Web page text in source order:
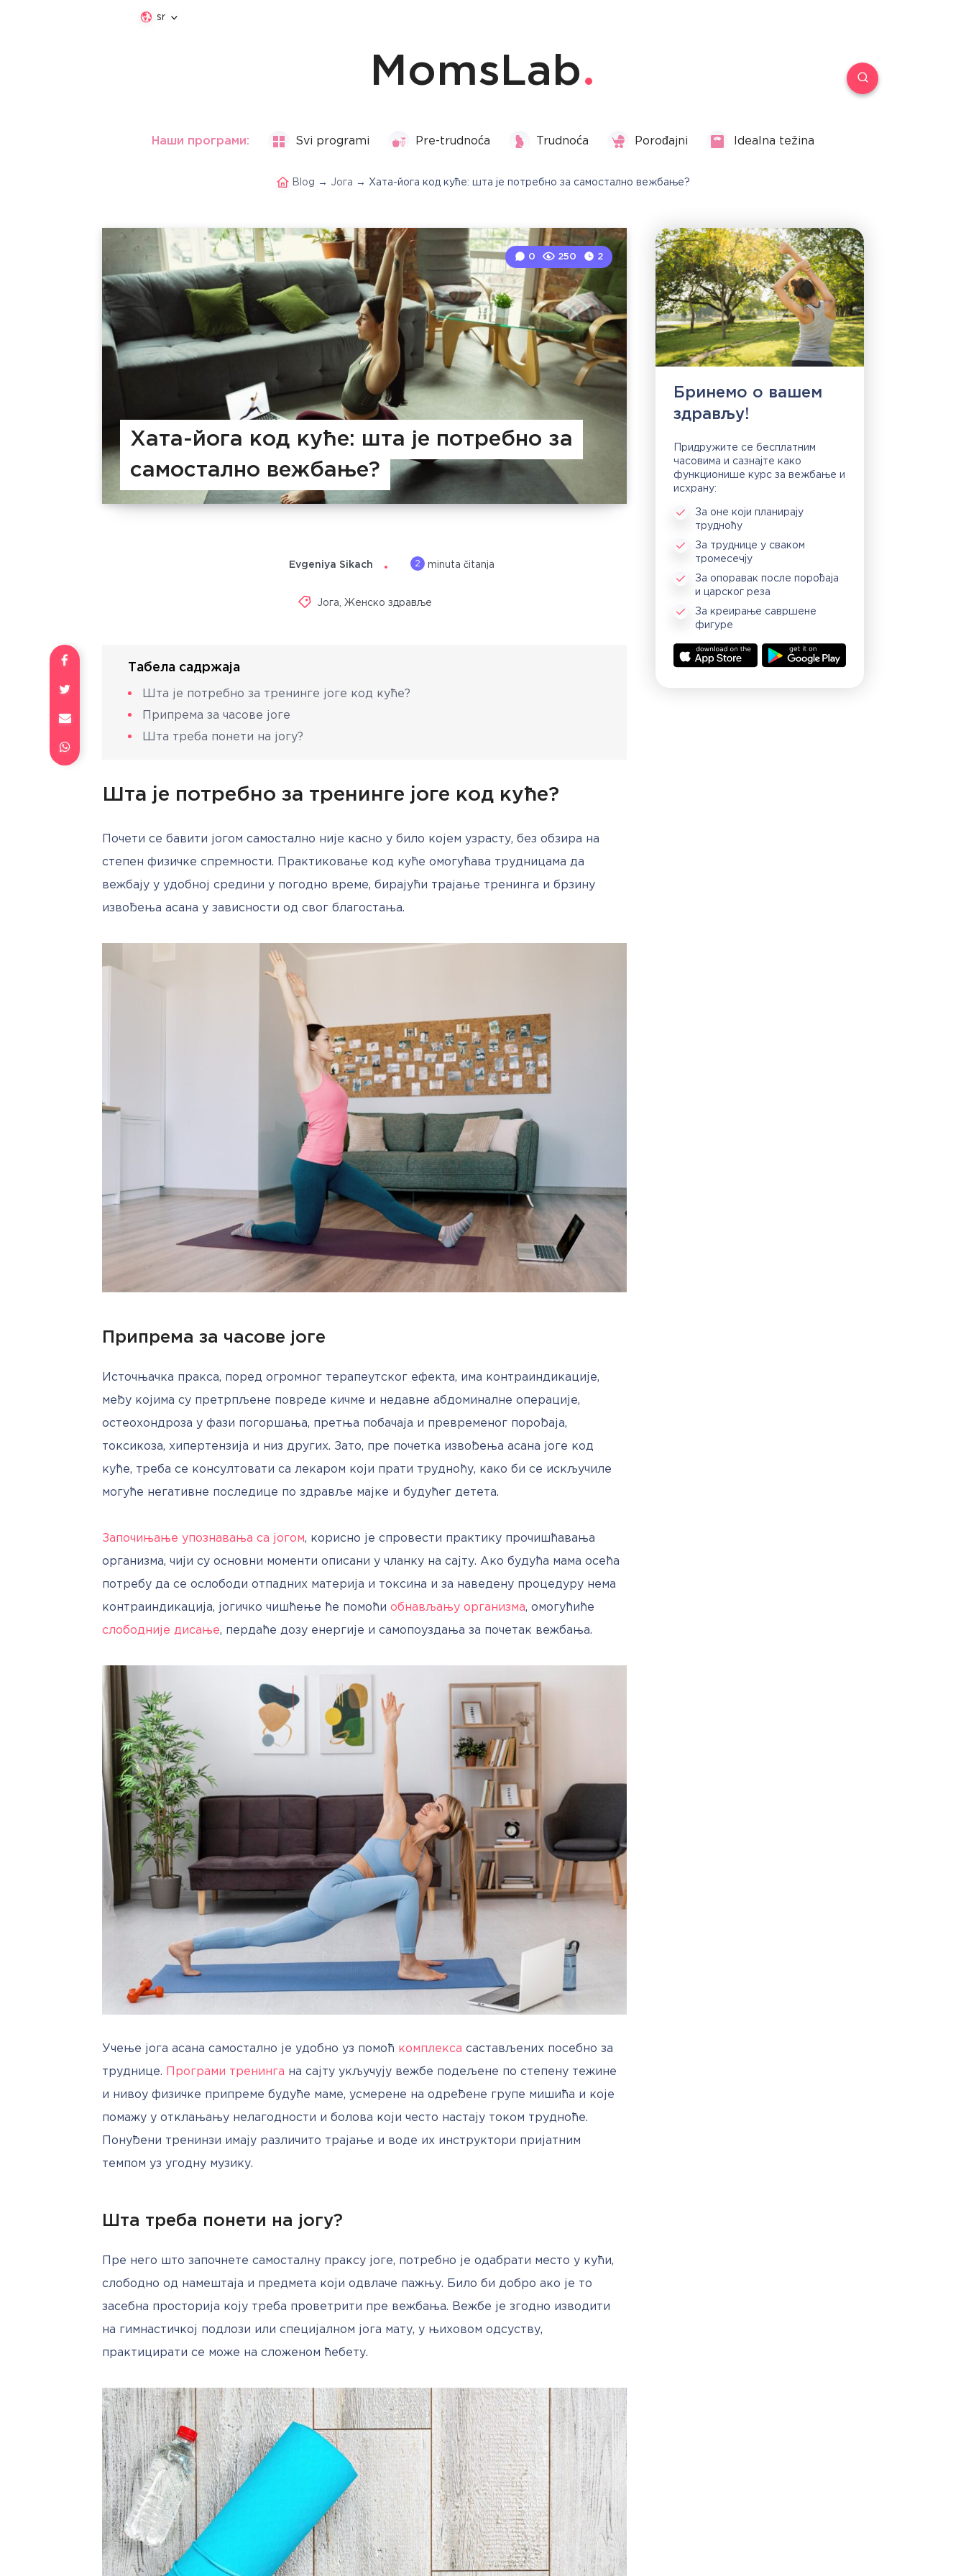
sr
MomsLab
Наши програми: Svi programi Pre-trudnoća Trudnoća Porođajni Idealna težina
Blog → Јога → Хата-йога код куће: шта је потребно за самостално вежбање?
Хата-йога код куће: шта је потребно за
самостално вежбање?
0 250 2
Evgeniya Sikach 2 minuta čitanja
Јога Женско здравље
Табела садржаја
Шта је потребно за тренинге јоге код куће?
Припрема за часове јоге
Шта треба понети на јогу?
Шта је потребно за тренинге јоге код куће?
Почети се бавити јогом самостално није касно у било којем узрасту, без обзира на
степен физичке спремности. Практиковање код куће омогућава трудницама да
вежбају у удобној средини у погодно време, бирајући трајање тренинга и брзину
извођења асана у зависности од свог благостања.
Припрема за часове јоге
Источњачка пракса, поред огромног терапеутског ефекта, има контраиндикације,
међу којима су претрпљене повреде кичме и недавне абдоминалне операције,
остеохондроза у фази погоршања, претња побачаја и превременог порођаја,
токсикоза, хипертензија и низ других. Зато, пре почетка извођења асана јоге код
куће, треба се консултовати са лекаром који прати трудноћу, како би се искључиле
могуће негативне последице по здравље мајке и будућег детета.
Започињање упознавања са јогом, корисно је спровести практику прочишћавања
организма, чији су основни моменти описани у чланку на сајту. Ако будућа мама осећа
потребу да се ослободи отпадних материја и токсина и за наведену процедуру нема
контраиндикација, јогичко чишћење ће помоћи обнављању организма
слободније дисање, пердаће дозу енергије и самопоуздања за почетак вежбања.
Учење јога асана самостално је удобно уз помоћ комплекса састављених посебно за
труднице. Програми тренинга на сајту укључују вежбе подељене по степену тежине
и нивоу физичке припреме будуће маме, усмерене на одређене групе мишића и које
помажу у отклањању нелагодности и болова који често настају током трудноће.
Понуђени тренинзи имају различито трајање и воде их инструктори пријатним
темпом уз угодну музику.
Шта треба понети на јогу?
Пре него што започнете самосталну праксу јоге, потребно је одабрати место у кући,
слободно од намештаја и предмета који одвлаче пажњу. Било би добро ако је то
засебна просторија коју треба проветрити пре вежбања. Вежбе је згодно изводити
на гимнастичкој подлози или специјалном јога мату, у њиховом одсуству,
практицирати се може на сложеном ћебету.
Бринемо о вашем
здрављу!
Придружите се бесплатним
часовима и сазнајте како
функционише курс за вежбање и
исхрану:
За оне који планирају
трудноћу
За труднице у сваком
тромесечју
За опоравак после порођаја
и царског реза
За креирање савршене
фигуре